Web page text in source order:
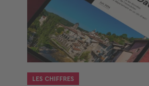
LES CHIFFRES